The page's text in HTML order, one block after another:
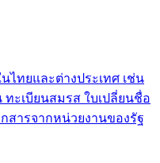
ไทยและต่างประเทศ เช่น
ะเบียนสมรส ใบเปลี่ยนชื่อ
สารจากหน่วยงานของรัฐ